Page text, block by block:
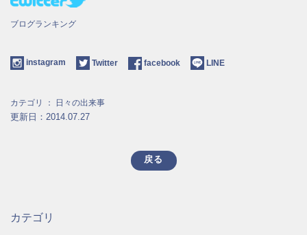
ブログランキング
instagram Twitter facebook LINE
カテゴリ ： 日々の出来事
更新日：2014.07.27
戻る
カテゴリ